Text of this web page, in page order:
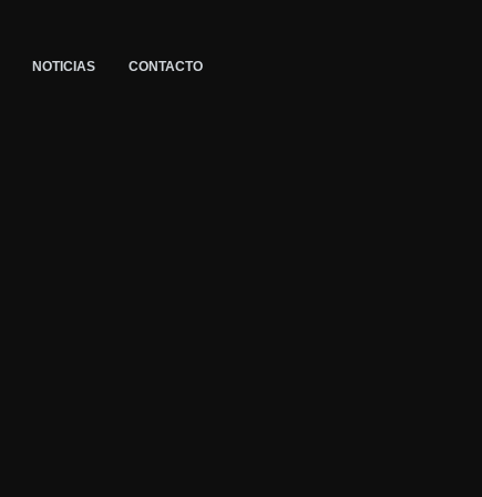
NOTICIAS CONTACTO